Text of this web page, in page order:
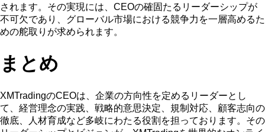
されます。その実現には、CEOの確固たるリーダーシップが
不可欠であり、グローバル市場における競争力を一層高めるた
めの舵取りが求められます。
まとめ
XMTradingのCEOは、企業の方向性を定めるリーダーとし
て、経営理念の実践、戦略的意思決定、規制対応、顧客志向の
徹底、人材育成など多岐にわたる役割を担っております。その